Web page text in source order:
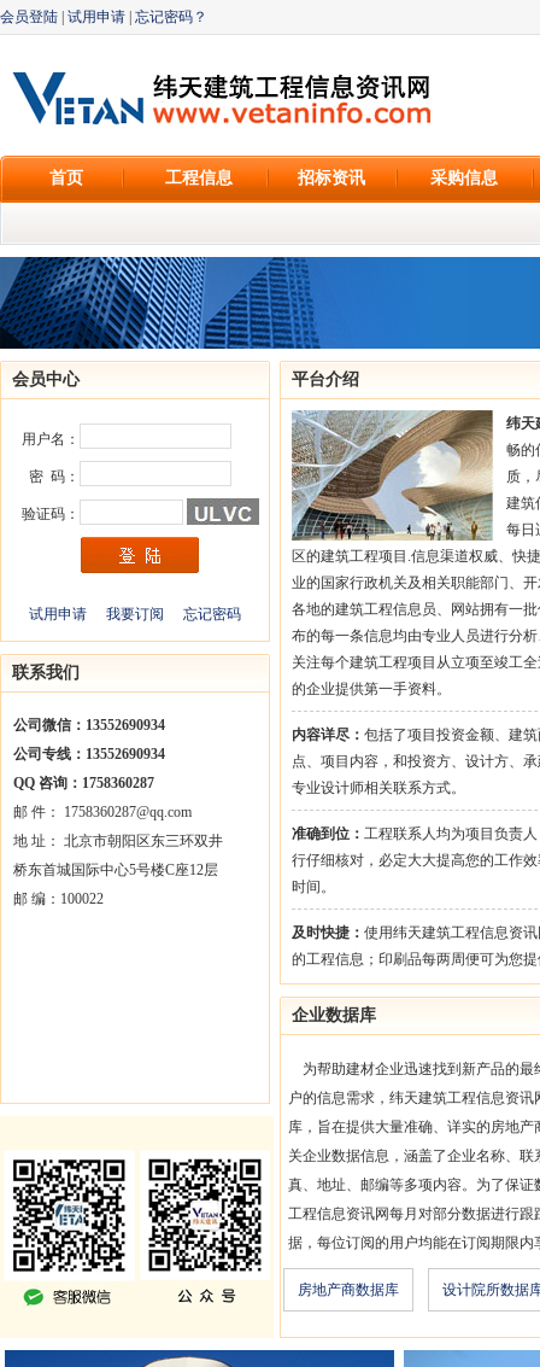
会员登陆 试用申请 忘记密码？
首页 工程信息 招标资讯 采购信息
会员中心
用户名：
密 码：
验证码：
试用申请 我要订阅 忘记密码
联系我们
公司微信：13552690934
公司专线：13552690934
QQ 咨询：1758360287
邮 件： 1758360287@qq.com
地 址： 北京市朝阳区东三环双井
桥东首城国际中心5号楼C座12层
邮 编：100022
平台介绍
纬天
畅的
质，
建筑
每日
区的建筑工程项目.信息渠道权威、快
业的国家行政机关及相关职能部门、
各地的建筑工程信息员、网站拥有一
布的每一条信息均由专业人员进行分
关注每个建筑工程项目从立项至竣工
的企业提供第一手资料。
内容详尽： 包括了项目投资金额、建
点、项目内容，和投资方、设计方、
专业设计师相关联系方式。
准确到位： 工程联系人均为项目负责
行仔细核对，必定大大提高您的工作
时间。
及时快捷： 使用纬天建筑工程信息资
的工程信息；印刷品每两周便可为您
企业数据库
为帮助建材企业迅速找到新产品的最
户的信息需求，纬天建筑工程信息资
库，旨在提供大量准确、详实的房地
关企业数据信息，涵盖了企业名称、
真、地址、邮编等多项内容。为了保
工程信息资讯网每月对部分数据进行
据，每位订阅的用户均能在订阅期限内
房地产商数据库 设计院所数据